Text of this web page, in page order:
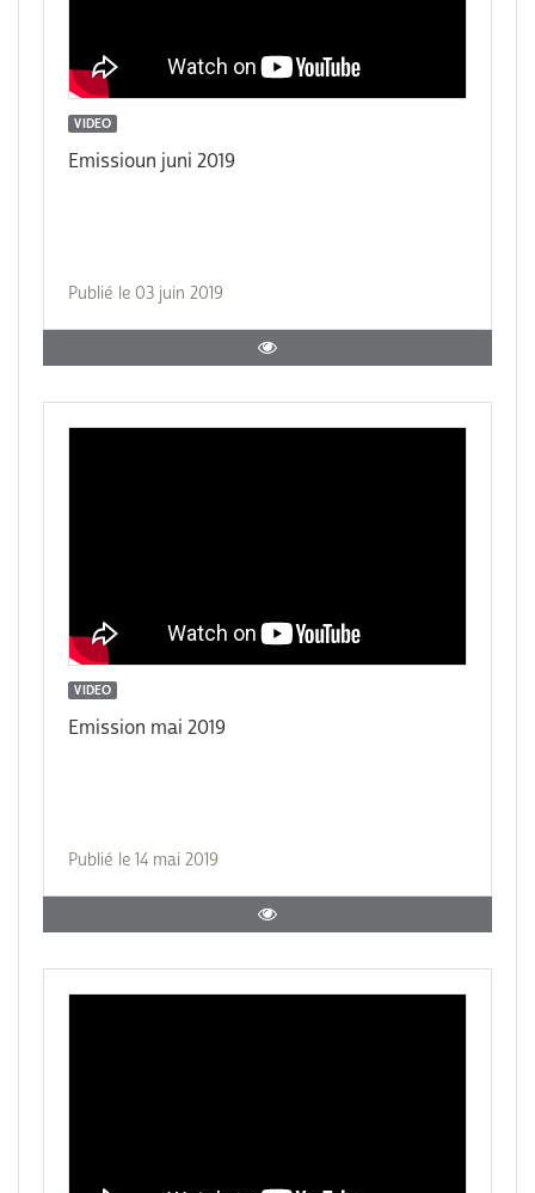
VIDEO
Emissioun juni 2019
Publié le 03 juin 2019
VIDEO
Emission mai 2019
Publié le 14 mai 2019